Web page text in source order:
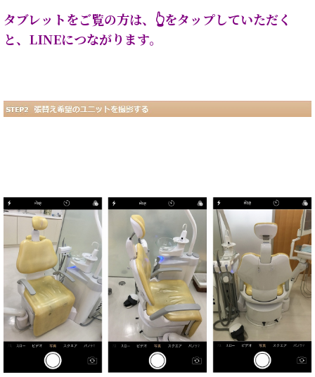
タブレットをご覧の方は、👆をタップしていただく
と、LINEにつながります。